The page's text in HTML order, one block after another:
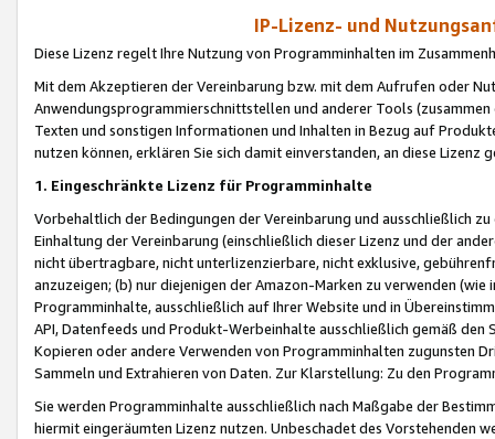
IP-Lizenz- und
Diese Lizenz regelt Ihre Nutzung von Programminhalten im
Mit dem Akzeptieren der Vereinbarung bzw. mit dem Aufrufen oder
Anwendungsprogrammierschnittstellen und anderer Tools (zusammen
Texten und sonstigen Informationen und Inhalten in Bezug auf
nutzen können, erklären Sie sich damit einverstanden, an diese Lizenz
1. Eingeschränkte Lizenz für Programminhalte
Vorbehaltlich der Bedingungen der Vereinbarung und ausschließlich
Einhaltung der Vereinbarung (einschließlich dieser Lizenz und der
nicht übertragbare, nicht unterlizenzierbare, nicht exklusive,
anzuzeigen; (b) nur diejenigen der Amazon-Marken zu verwenden
Programminhalte, ausschließlich auf Ihrer Website und in
API, Datenfeeds und Produkt-Werbeinhalte ausschließlich gemäß
Kopieren oder andere Verwenden von Programminhalten zugunsten
Sammeln und Extrahieren von Daten. Zur Klarstellung: Zu den
Sie werden Programminhalte ausschließlich nach Maßgabe der
hiermit eingeräumten Lizenz nutzen. Unbeschadet des Vorstehenden